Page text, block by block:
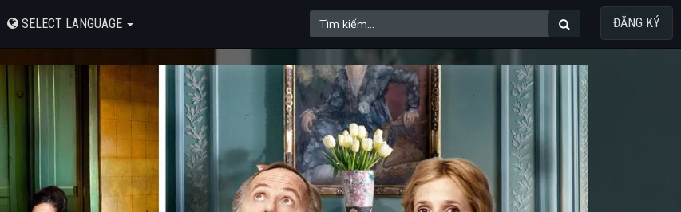
SELECT LANGUAGE ĐĂNG KÝ